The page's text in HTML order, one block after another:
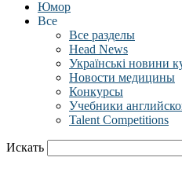
Юмор
Все
Все разделы
Head News
Українські новини
Новости медицины
Конкурсы
Учебники
Talent Competitions
Искать